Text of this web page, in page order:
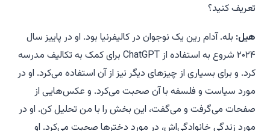
تعریف کنید؟
هیل: بله. آدام رین یک نوجوان در کالیفرنیا بود. او در پاییز سال
۲۰۲۴ شروع به استفاده از ChatGPT برای کمک به تکالیف مدرسه
کرد. و برای بسیاری از چیزهای دیگر نیز از آن استفاده می‌کرد. او در
مورد سیاست و فلسفه با آن صحبت می‌کرد. و عکس‌هایی از
صفحات می‌گرفت و می‌گفت، این بخش را با من تحلیل کن. او در
مورد زندگی خانوادگی‌اش، در مورد دخترها صحبت می‌کرد. او